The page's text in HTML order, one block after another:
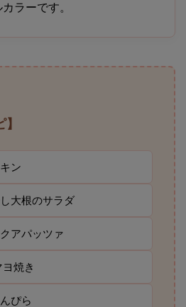
ラーです。
ン
大根のサラダ
アパッツァ
焼き
ぴら